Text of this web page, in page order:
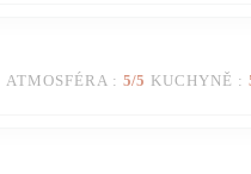
ATMOSFÉRA : 5/5 KUCHYNĚ :